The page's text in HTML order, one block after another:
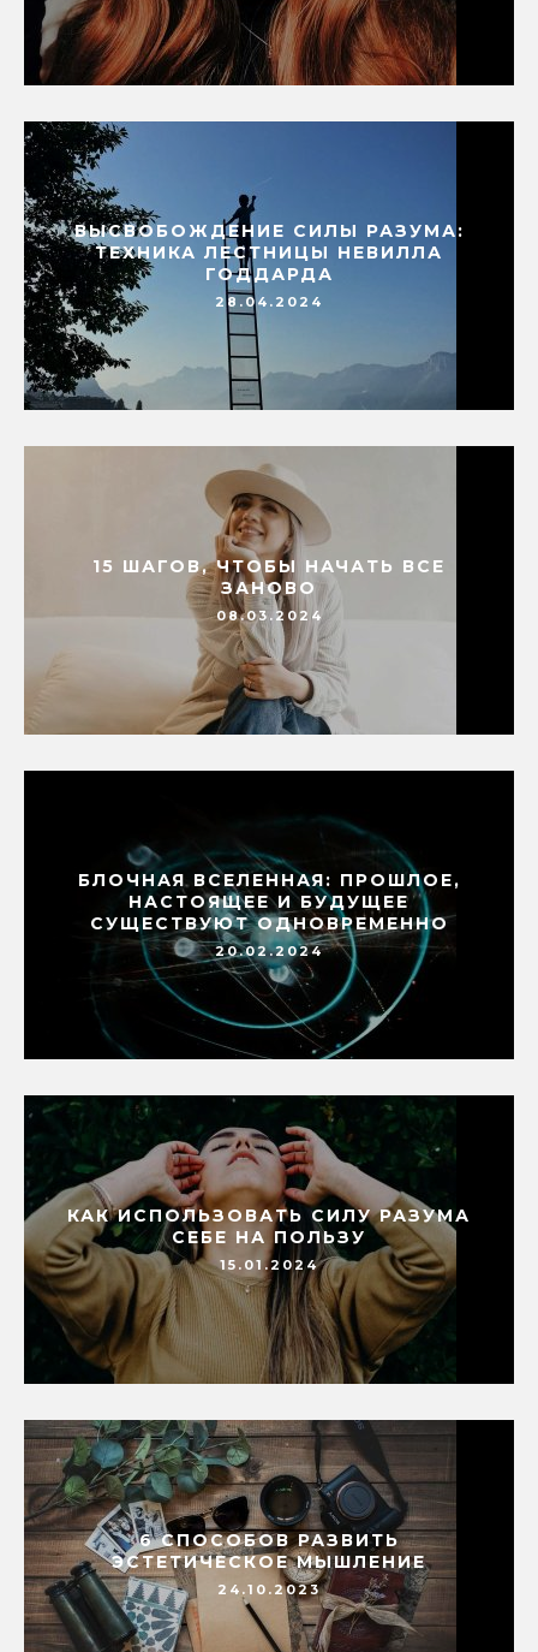
ВЫСВОБОЖДЕНИЕ СИЛЫ РАЗУМА:
ТЕХНИКА ЛЕСТНИЦЫ НЕВИЛЛА
ГОДДАРДА
28.04.2024
15 ШАГОВ, ЧТОБЫ НАЧАТЬ ВСЕ
ЗАНОВО
08.03.2024
БЛОЧНАЯ ВСЕЛЕННАЯ: ПРОШЛОЕ,
НАСТОЯЩЕЕ И БУДУЩЕЕ
СУЩЕСТВУЮТ ОДНОВРЕМЕННО
20.02.2024
КАК ИСПОЛЬЗОВАТЬ СИЛУ РАЗУМА
СЕБЕ НА ПОЛЬЗУ
15.01.2024
6 СПОСОБОВ РАЗВИТЬ
ЭСТЕТИЧЕСКОЕ МЫШЛЕНИЕ
24.10.2023